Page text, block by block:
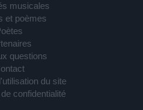
musicales
et poèmes
questions
du site
confidentialité